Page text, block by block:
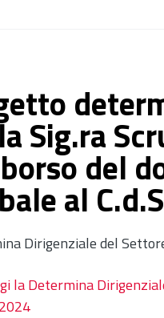
Sig.ra
del
al
Dirigenziale del
la Determina